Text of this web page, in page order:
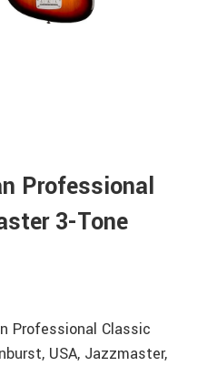
Professional
3-Tone
Professional Classic
USA, Jazzmaster,